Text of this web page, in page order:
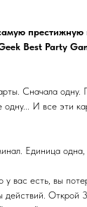
Best Party
Сначала
И все эти
Единица
вас есть, вы
Открой